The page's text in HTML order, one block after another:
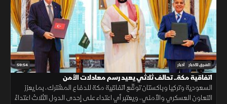
59:54 الشرق للأخبار أخبار
اتفاقية مكة.. تحالف ثلاثي يعيد رسم معادلات الأمن
السعودية وتركيا وباكستان توقّع اتفاقية مكة للدفاع المشترك، بما يعزز
التعاون العسكري والأمني، ويعتبر أي اعتداء على إحدى الدول الثلاث اعتداءً